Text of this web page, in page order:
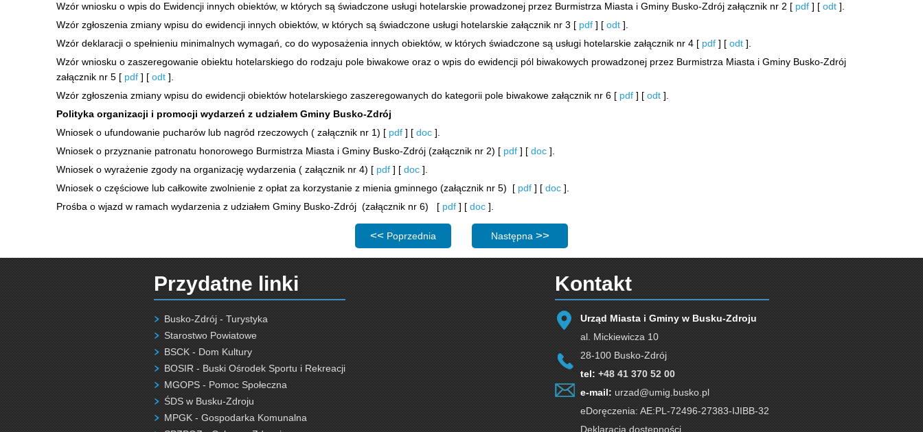
Wzór wniosku o wpis do Ewidencji innych obiektów, w których są świadczone usługi hotelarskie prowadzonej przez Burmistrza Miasta i Gminy Busko-Zdrój załącznik nr 2 [ pdf ] [ odt ].
Wzór zgłoszenia zmiany wpisu do ewidencji innych obiektów, w których są świadczone usługi hotelarskie załącznik nr 3 [ pdf ] [ odt ].
Wzór deklaracji o spełnieniu minimalnych wymagań, co do wyposażenia innych obiektów, w których świadczone są usługi hotelarskie załącznik nr 4 [ pdf ] [ odt ].
Wzór wniosku o zaszeregowanie obiektu hotelarskiego do rodzaju pole biwakowe oraz o wpis do ewidencji pól biwakowych prowadzonej przez Burmistrza Miasta i Gminy Busko-Zdrój
załącznik nr 5 [ pdf ] [ odt ].
Wzór zgłoszenia zmiany wpisu do ewidencji obiektów hotelarskiego zaszeregowanych do kategorii pole biwakowe załącznik nr 6 [ pdf ] [ odt ].
Polityka organizacji i promocji wydarzeń z udziałem Gminy Busko-Zdrój
Wniosek o ufundowanie pucharów lub nagród rzeczowych ( załącznik nr 1) [ pdf ] [ doc ].
Wniosek o przyznanie patronatu honorowego Burmistrza Miasta i Gminy Busko-Zdrój (załącznik nr 2) [ pdf ] [ doc ].
Wniosek o wyrażenie zgody na organizację wydarzenia ( załącznik nr 4) [ pdf ] [ doc ].
Wniosek o częściowe lub całkowite zwolnienie z opłat za korzystanie z mienia gminnego (załącznik nr 5) [ pdf ] [ doc ].
Prośba o wjazd w ramach wydarzenia z udziałem Gminy Busko-Zdrój (załącznik nr 6) [ pdf ] [ doc ].
Poprzednia strona: Wydział Oświaty i Infrastruktury Społecznej (OIS)
Poprzednia Następna strona: Urząd Stanu Cywilnego (USC)
Następna
Przydatne linki
Busko-Zdrój - Turystyka
Starostwo Powiatowe
BSCK - Dom Kultury
BOSIR - Buski Ośrodek Sportu i Rekreacji
MGOPS - Pomoc Społeczna
ŚDS w Busku-Zdroju
MPGK - Gospodarka Komunalna
Kontakt
Urząd Miasta i Gminy w Busku-Zdroju
al. Mickiewicza 10
28-100 Busko-Zdrój
tel: +48 41 370 52 00
e-mail: urzad@umig.busko.pl
eDoręczenia: AE:PL-72496-27383-IJIBB-32
Deklaracja dostępności